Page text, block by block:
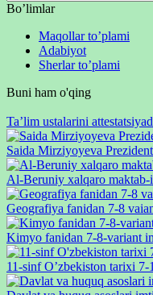
Bo’limlar
Maqollar to’plami
Adabiyot
Sherlar to’plami
Buni ham o'qing
Taʼlim ustalarini
Saida Mirziyoyeva
Al-Beruniy xalqaro
Geografiya fanidan 7-8
Kimyo fanidan 7-8-variant
11-sinf O’zbekiston tarixi